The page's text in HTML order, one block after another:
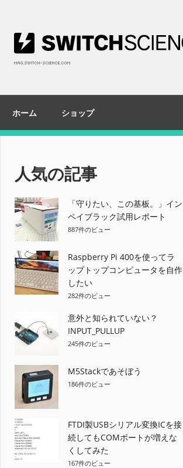
ッ
ホーム ショップ
人気の記事
「守りたい、この基板。」イン
ペイブラック試用レポート
887件のビュー
Raspberry Pi 400を使ってラ
ップトップコンピュータを自作
したい
282件のビュー
意外と知られていない？
INPUT_PULLUP
245件のビュー
M5Stackであそぼう
186件のビュー
FTDI製USBシリアル変換ICを接
続してもCOMポートが増えな
くしてみた
167件のビュー